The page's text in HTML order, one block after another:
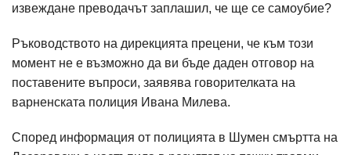
извеждане преводачът заплашил, че ще се самоубие?
Ръководството на дирекцията прецени, че към този
момент не е възможно да ви бъде даден отговор на
поставените въпроси, заявява говорителката на
варненската полиция Ивана Милева.
Според информация от полицията в Шумен смъртта на